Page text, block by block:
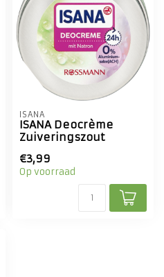
ISANA
ISANA Deocrème
Zuiveringszout
€3,99
Op voorraad